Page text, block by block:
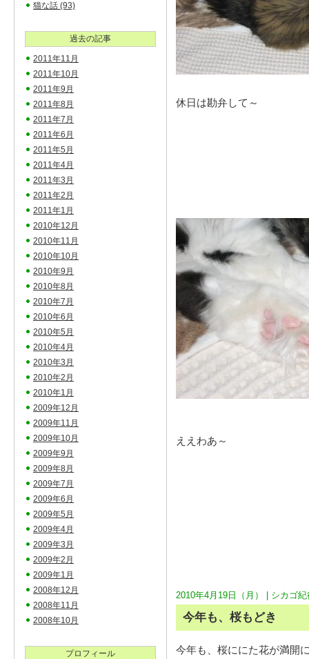
休日は勘弁して～
ええわあ～
2010年4月19日（月） | シカゴ紀
今年も、桜もどき
今年も、桜ににた花が満開
猫な話 (93)
過去の記事
2011年11月
2011年10月
2011年9月
2011年8月
2011年7月
2011年6月
2011年5月
2011年4月
2011年3月
2011年2月
2011年1月
2010年12月
2010年11月
2010年10月
2010年9月
2010年8月
2010年7月
2010年6月
2010年5月
2010年4月
2010年3月
2010年2月
2010年1月
2009年12月
2009年11月
2009年10月
2009年9月
2009年8月
2009年7月
2009年6月
2009年5月
2009年4月
2009年3月
2009年2月
2009年1月
2008年12月
2008年11月
2008年10月
プロフィール